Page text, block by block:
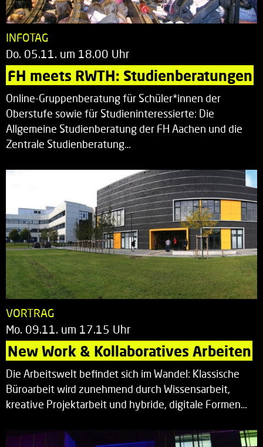
INFOTAG
Do. 05.11. um 18.00 Uhr
FH meets RWTH: Studienberatungen
Online-Gruppenberatung für Schüler*innen der
Oberstufe sowie für Studieninteressierte: Die
Allgemeine Studienberatung der FH Aachen und die
Zentrale Studienberatung…
VORTRAG
Mo. 09.11. um 17.15 Uhr
New Work & Kollaboratives Arbeiten
Die Arbeitswelt befindet sich im Wandel: Klassische
Büroarbeit wird zunehmend durch Wissensarbeit,
kreative Projektarbeit und hybride, digitale Formen…